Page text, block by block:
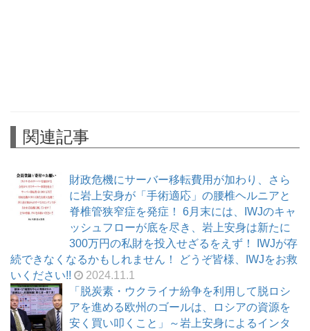
関連記事
財政危機にサーバー移転費用が加わり、さら
に岩上安身が「手術適応」の腰椎ヘルニアと
脊椎管狭窄症を発症！ 6月末には、IWJのキャ
ッシュフローが底を尽き、岩上安身は新たに
300万円の私財を投入せざるをえず！ IWJが存
続できなくなるかもしれません！ どうぞ皆様、IWJをお救
いください!!
2024.11.1
「脱炭素・ウクライナ紛争を利用して脱ロシ
アを進める欧州のゴールは、ロシアの資源を
安く買い叩くこと」～岩上安身によるインタ